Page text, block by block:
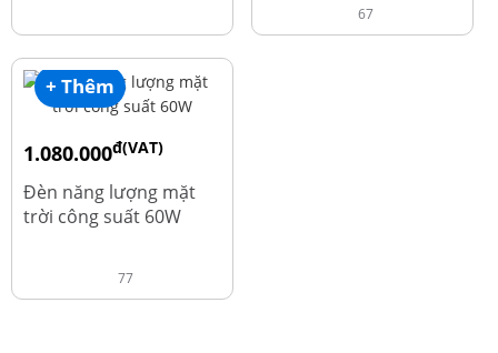
67
+ Thêm
1.080.000đ(VAT)
1.220.000
Đèn năng lượng mặt
trời công suất 60W
77